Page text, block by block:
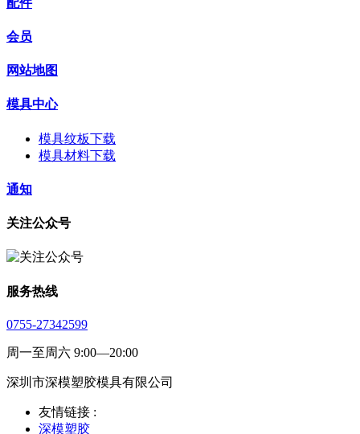
会员
网站地图
模具中心
模具纹板下载
模具材料下载
通知
关注公众号
服务热线
0755-27342599
周一至周六 9:00—20:00
深圳市深模塑胶模具有限公司
友情链接 :
深模塑胶